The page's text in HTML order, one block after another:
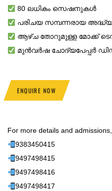
80 ലധികം സെഷനുകൾ
പരിചയ സമ്പന്നരായ
ആഴ്ച തോറുമുള്ള മോക്ക്
മുൻവർഷ ചോദ്യപേപ്പർ
ENQUIRE NOW
For more details and admissions,
9383450415
9497498415
9497498416
9497498417